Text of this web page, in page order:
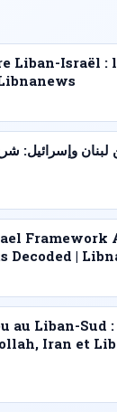
Liban-Israël :
Framework
Decoded |
au Liban-Sud
Iran et